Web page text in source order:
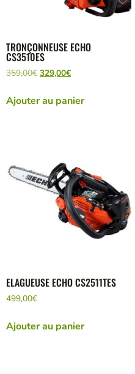
TRONÇONNEUSE ECHO
CS3510ES
359,00€ 329,00€
Ajouter au panier
ELAGUEUSE ECHO CS2511TES
499,00€
Ajouter au panier